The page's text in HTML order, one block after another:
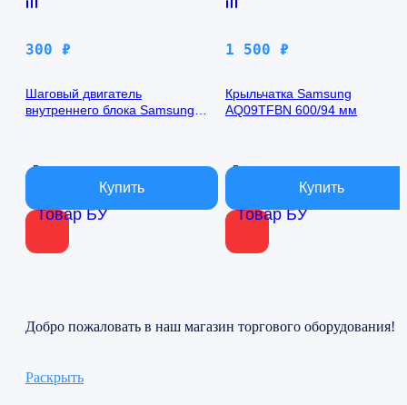
Товар БУ
300 ₽
Шаговый двигатель
внутреннего блока Samsung
В наличии
Товар БУ
1 500 ₽
Крыльчатка Samsung
AQ09TFBN 600/94 мм
В наличии
Добро пожаловать в наш магазин торгового оборудования!
Раскрыть